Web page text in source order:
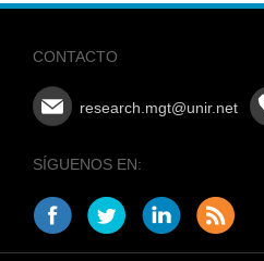
CONTACTO
research.mgt@unir.net
SÍGUENOS EN: